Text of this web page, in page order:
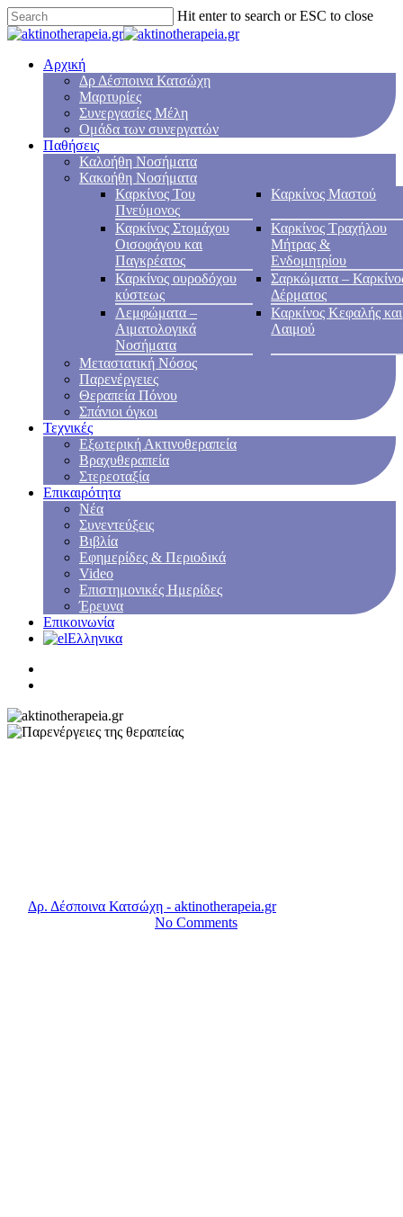
Hit enter to search or ESC to close
Αρχική
Δρ Δέσποινα Κατσώχη
Μαρτυρίες
Συνεργασίες Μέλη
Ομάδα των συνεργατών
Παθήσεις
Καλοήθη Νοσήματα
Κακοήθη Νοσήματα
Καρκίνος Του
Πνεύμονος
Καρκίνος Μαστού
Καρκίνος Στομάχου
Οισοφάγου και
Παγκρέατος
Καρκίνος Τραχήλου
Μήτρας &
Ενδομητρίου
Καρκίνος ουροδόχου
κύστεως
Σαρκώματα –
Δέρματος
Λεμφώματα –
Αιματολογικά
Νοσήματα
Καρκίνος Κεφαλής και
Λαιμού
Μεταστατική Νόσος
Παρενέργειες
Θεραπεία Πόνου
Σπάνιοι όγκοι
Τεχνικές
Εξωτερική Ακτινοθεραπεία
Βραχυθεραπεία
Στερεοταξία
Επικαιρότητα
Νέα
Συνεντεύξεις
Βιβλία
Εφημερίδες & Περιοδικά
Video
Επιστημονικές Ημερίδες
Έρευνα
Επικοινωνία
Ελληνικα
Δρ. Δέσποινα Κατσώχη - aktinotherapeia.gr15 Σεπτεμβρίου,
No Comments